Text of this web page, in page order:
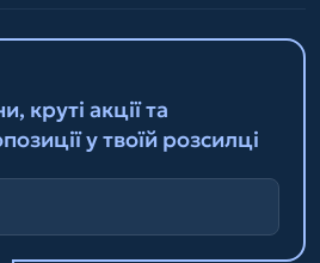
круті акції та
у твоїй розсилці